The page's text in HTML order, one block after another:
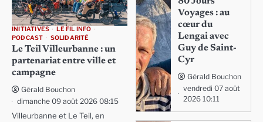
INITIATIVES
LE FIL INFO
PODCAST
SOLIDARITÉ
Le Teil Villeurbanne : un
partenariat entre ville et
campagne
Gérald Bouchon
dimanche 09 août 2026 08:15
Villeurbanne et Le Teil, en
Voyages : au
cœur du
Lengai avec
Guy de Saint-
Cyr
Gérald Bouchon
vendredi 07 août
2026 10:11